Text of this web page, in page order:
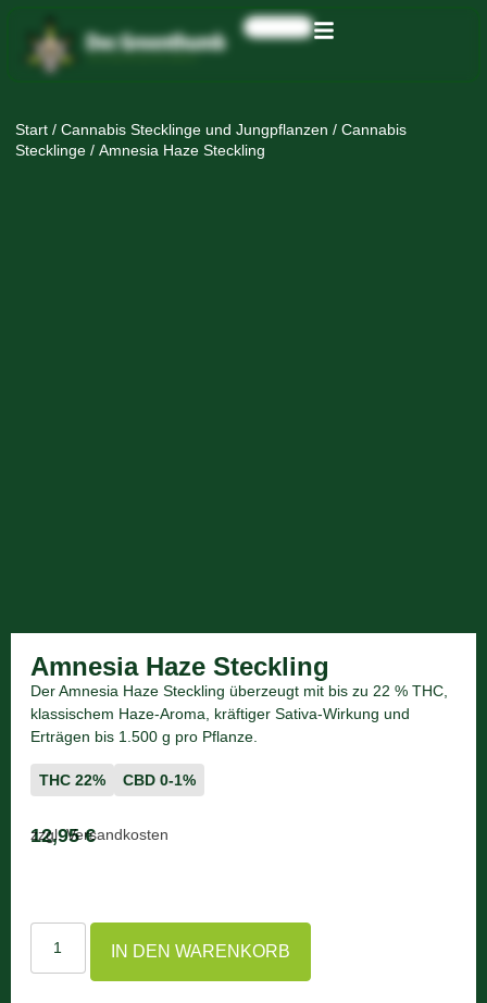
0,00€
Start / Cannabis Stecklinge und Jungpflanzen / Cannabis
Stecklinge / Amnesia Haze Steckling
Amnesia Haze Steckling
Der Amnesia Haze Steckling überzeugt mit bis zu 22 % THC,
klassischem Haze-Aroma, kräftiger Sativa-Wirkung und
Erträgen bis 1.500 g pro Pflanze.
THC 22% CBD 0-1%
12,95€
zzgl. Versandkosten
IN DEN WARENKORB